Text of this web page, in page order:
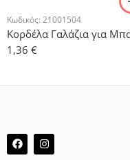
Κωδικός: 21001504
1,36 €